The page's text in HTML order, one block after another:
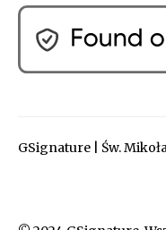
GSignature | Św.